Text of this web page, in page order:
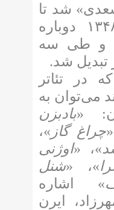
شد تا
اینکه در سال ۱۳۴۸ دوباره
و طی سه
تبدیل شد.
در تئاتر
می‌توان به
«بادبزن
چراغ گاز »،
»، «اوژنی
»، «شنل
» اشاره
ایرن